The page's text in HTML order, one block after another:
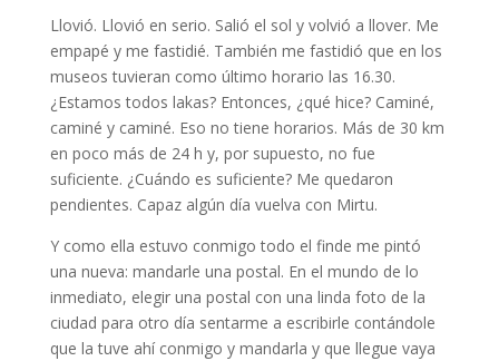
Llovió. Llovió en serio. Salió el sol y volvió a llover. Me
empapé y me fastidié. También me fastidió que en los
museos tuvieran como último horario las 16.30.
¿Estamos todos lakas? Entonces, ¿qué hice? Caminé,
caminé y caminé. Eso no tiene horarios. Más de 30 km
en poco más de 24 h y, por supuesto, no fue
suficiente. ¿Cuándo es suficiente? Me quedaron
pendientes. Capaz algún día vuelva con Mirtu.
Y como ella estuvo conmigo todo el finde me pintó
una nueva: mandarle una postal. En el mundo de lo
inmediato, elegir una postal con una linda foto de la
ciudad para otro día sentarme a escribirle contándole
que la tuve ahí conmigo y mandarla y que llegue vaya